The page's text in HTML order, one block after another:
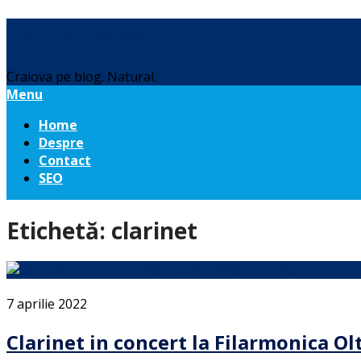
Craiova pe blog. Natural.
Menu
Home
Despre
Contact
SEO
Etichetă: clarinet
7 aprilie 2022
Clarinet in concert la Filarmonica